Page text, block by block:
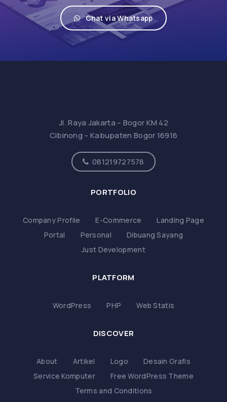
Chat via Whatsapp
Jl. Raya Jakarta – Bogor KM 42
Cibinong – Kabupaten Bogor 16916
081219727578
PORTFOLIO
Company Profile E-Commerce
Landing Page
Portal
Personal
Dibuang Sayang
Just Development
PLATFORM
WordPress PHP Web Statis
DISCOVER
About Artikel Logo
Desain Grafis
Service Komputer
Free WordPress Theme
Terms and Conditions